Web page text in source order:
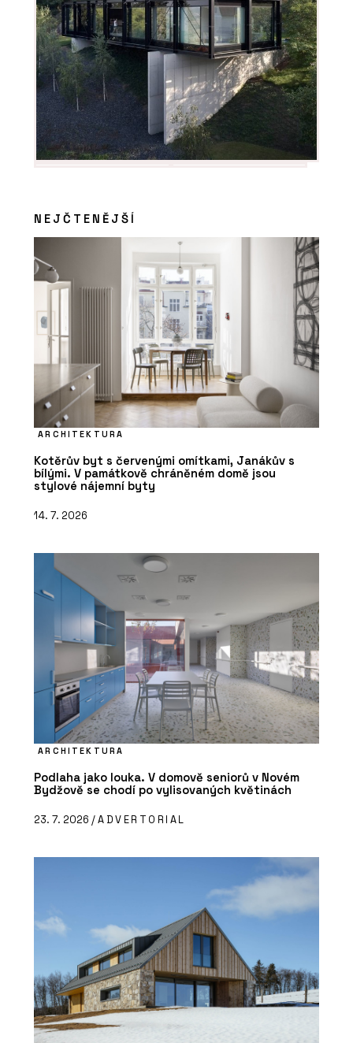
SLUŽBY
Rekonstrukce - Hlinaři
ČLÁNKY
vápennou omítkou, která ctí tradici
SLUŽBY
SLUŽBY
Konzultace - Hlinaři
NEJČTENĚJŠÍ
ARCHITEKTURA
Kotěrův byt s červenými omítkami, Janákův s
bílými. V památkově chráněném domě jsou
stylové nájemní byty
14. 7. 2026
ARCHITEKTURA
Podlaha jako louka. V domově seniorů v Novém
Bydžově se chodí po vylisovaných květinách
23. 7. 2026 /ADVERTORIAL